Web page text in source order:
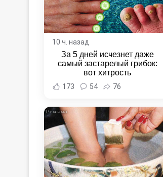
10 ч. назад
За 5 дней исчезнет даже
самый застарелый грибок:
вот хитрость
173 54 76